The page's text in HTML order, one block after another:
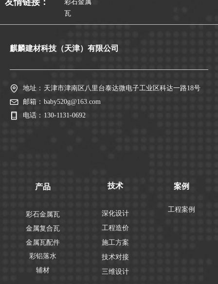
麒麟建材科技（天津）有限公司
地址： 天津市津南区八里台泰达微电子工业区科达一路18号
邮箱： baby520g@163.com
电话： 130-1131-0692
友情链接：
瓦
技术
深化设计
工程造价
施工方案
技术对接
三维设计
案例
工程案例
产品
彩石金属瓦
金属复合瓦
金属瓦配件
彩铝落水
辅材